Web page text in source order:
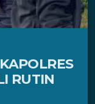
RUTIN